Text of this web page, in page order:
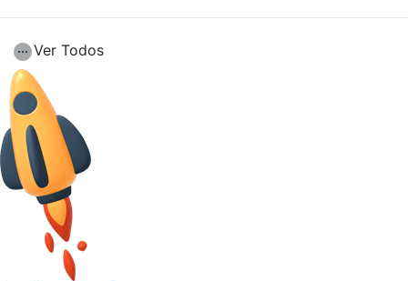
Ver Todos